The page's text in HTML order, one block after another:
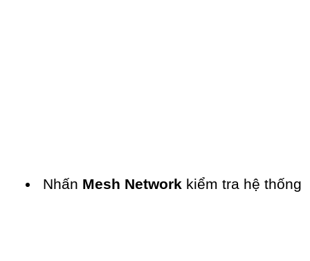
Nhấn Mesh Network kiểm tra hệ thống